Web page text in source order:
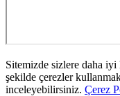
Sitemizde sizlere daha
şekilde çerezler
inceleyebilirsiniz. Çerez